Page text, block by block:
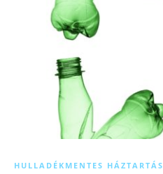
HULLADÉKMENTES HÁZTARTÁS